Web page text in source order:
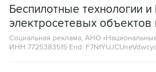
Социальная реклама, АНО
ИНН 7725383515 Erid:
Аксенов сообщил о